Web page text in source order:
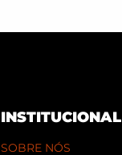
INSTITUCIONAL
SOBRE NÓS